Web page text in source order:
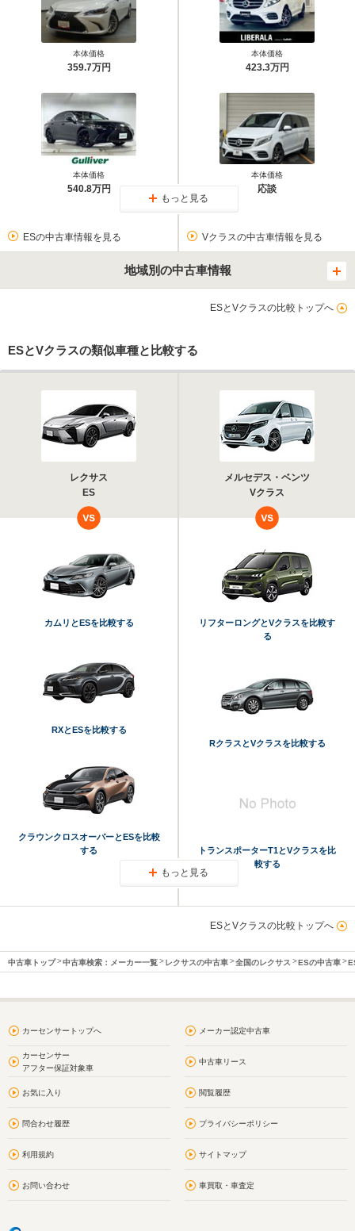
本体価格
359.7万円
本体価格
540.8万円
本体価格
423.3万円
本体価格
応談
もっと見る
ESの中古車情報を見る Vクラスの中古車情報を見る
地域別の中古車情報
ESとVクラスの比較トップへ
ESとVクラスの類似車種と比較する
レクサス
ES
メルセデス・ベンツ
Vクラス
カムリとESを比較する
RXとESを比較する
クラウンクロスオーバーとESを比較
する
リフターロングとVクラスを比較す
る
RクラスとVクラスを比較する
トランスポーターT1とVクラスを比
較する
もっと見る
ESとVクラスの比較トップへ
中古車トップ 中古車検索：メーカー一覧 レクサスの中古車 全国のレクサス ESの中古車
カーセンサートップへ メーカー認定中古車
カーセンサー
アフター保証対象車
中古車リース
お気に入り 閲覧履歴
問合わせ履歴 プライバシーポリシー
利用規約 サイトマップ
お問い合わせ 車買取・車査定